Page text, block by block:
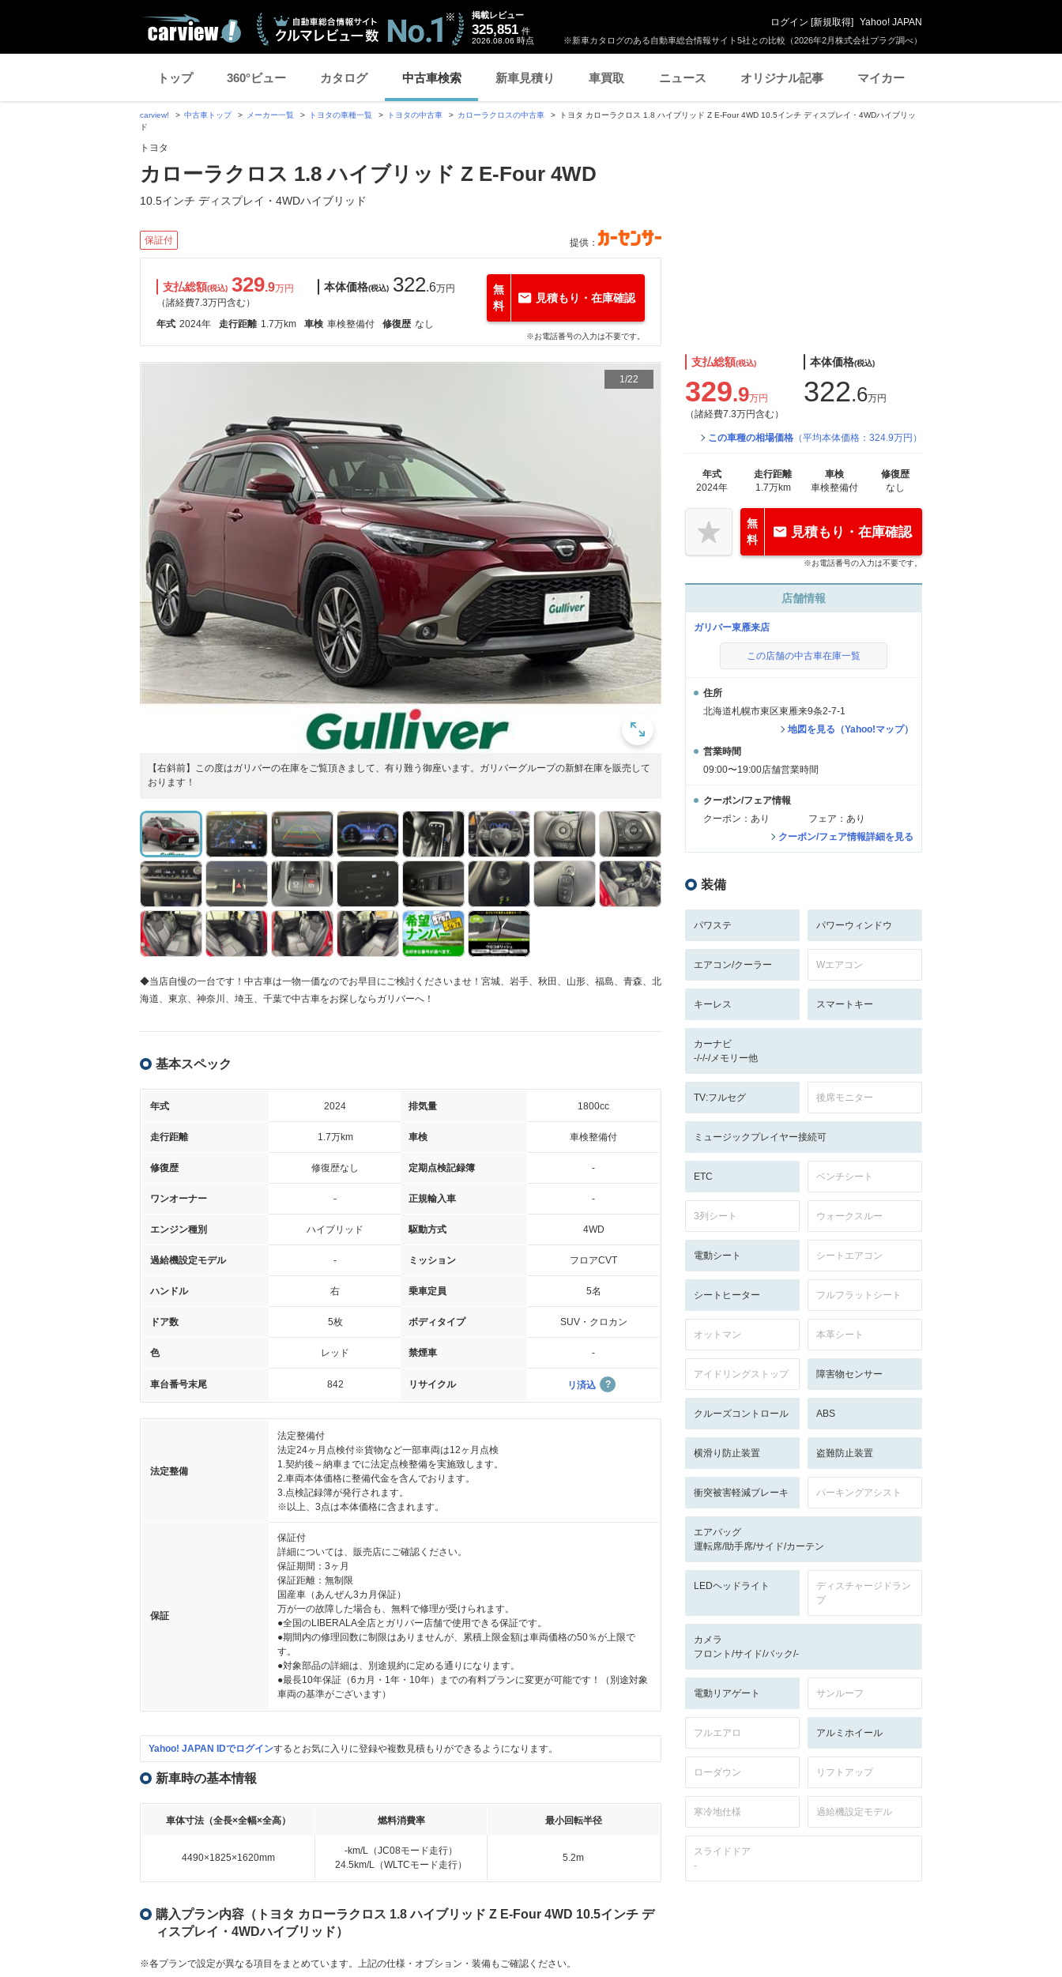
※新車カタログのある自動車総合情報サイト5社との比較（2026年2月株式会社プラグ調べ）
掲載レビュー
325,851 件
2026.08.06 時点
ログイン [新規取得] Yahoo! JAPAN
トップ 360°ビュー カタログ 中古車検索 新車見積り 車買取 ニュース オリジナル記事 マイカー
carview! 中古車トップ メーカー一覧 トヨタの車種一覧 トヨタの中古車 カローラクロスの中古車
トヨタ カローラクロス 1.8 ハイブリッド Z E-Four 4WD 10.5インチ ディスプレイ・4WDハイブリッ
ド
トヨタ
カローラクロス 1.8 ハイブリッド Z E-Four 4WD
10.5インチ ディスプレイ・4WDハイブリッド
保証付 提供：
支払総額(税込) 329.9万円
（諸経費7.3万円含む）
本体価格(税込) 322.6万円
年式 2024年 走行距離 1.7万km 車検 車検整備付 修復歴 なし
無
料
見積もり・在庫確認
※お電話番号の入力は不要です。
1/22
【右斜前】この度はガリバーの在庫をご覧頂きまして、有り難う御座います。ガリバーグループの新鮮在庫を販売して
おります！
◆当店自慢の一台です！中古車は一物一価なのでお早目にご検討くださいませ！宮城、岩手、秋田、山形、福島、青森、北
海道、東京、神奈川、埼玉、千葉で中古車をお探しならガリバーへ！
基本スペック
年式 2024 排気量 1800cc
走行距離 1.7万km 車検 車検整備付
修復歴 修復歴なし 定期点検記録簿 -
ワンオーナー - 正規輸入車 -
エンジン種別 ハイブリッド 駆動方式 4WD
過給機設定モデル - ミッション フロアCVT
ハンドル 右 乗車定員 5名
ドア数 5枚 ボディタイプ SUV・クロカン
色 レッド 禁煙車 -
車台番号末尾 842 リサイクル リ済込
法定整備
法定整備付
法定24ヶ月点検付※貨物など一部車両は12ヶ月点検
1.契約後～納車までに法定点検整備を実施致します。
2.車両本体価格に整備代金を含んでおります。
3.点検記録簿が発行されます。
※以上、3点は本体価格に含まれます。
保証
保証付
詳細については、販売店にご確認ください。
保証期間：3ヶ月
保証距離：無制限
国産車（あんぜん3カ月保証）
万が一の故障した場合も、無料で修理が受けられます。
●全国のLIBERALA全店とガリバー店舗で使用できる保証です。
●期間内の修理回数に制限はありませんが、累積上限金額は車両価格の50％が上限で
す。
●対象部品の詳細は、別途規約に定める通りになります。
●最長10年保証（6カ月・1年・10年）までの有料プランに変更が可能です！（別途対象
車両の基準がございます）
Yahoo! JAPAN IDでログインするとお気に入りに登録や複数見積もりができるようになります。
新車時の基本情報
車体寸法（全長×全幅×全高） 燃料消費率 最小回転半径
4490×1825×1620mm
-km/L（JC08モード走行）
24.5km/L（WLTCモード走行）
5.2m
購入プラン内容（トヨタ カローラクロス 1.8 ハイブリッド Z E-Four 4WD 10.5インチ デ
ィスプレイ・4WDハイブリッド）
※各プランで設定が異なる項目をまとめています。上記の仕様・オプション・装備もご確認ください。
支払総額(税込)
329.9万円
（諸経費7.3万円含む）
本体価格(税込)
322.6万円
この車種の相場価格 （平均本体価格：324.9万円）
年式
2024年
走行距離
1.7万km
車検
車検整備付
修復歴
なし
無
料
見積もり・在庫確認
※お電話番号の入力は不要です。
店舗情報
ガリバー東雁来店
この店舗の中古車在庫一覧
住所
北海道札幌市東区東雁来9条2-7-1
地図を見る（Yahoo!マップ）
営業時間
09:00〜19:00店舗営業時間
クーポン/フェア情報
クーポン：あり
フェア：あり
クーポン/フェア情報詳細を見る
装備
パワステ パワーウィンドウ
エアコン/クーラー Wエアコン
キーレス スマートキー
カーナビ
-/-/-/メモリー他
TV:フルセグ 後席モニター
ミュージックプレイヤー接続可
ETC ベンチシート
3列シート ウォークスルー
電動シート シートエアコン
シートヒーター フルフラットシート
オットマン 本革シート
アイドリングストップ 障害物センサー
クルーズコントロール ABS
横滑り防止装置 盗難防止装置
衝突被害軽減ブレーキ パーキングアシスト
エアバッグ
運転席/助手席/サイド/カーテン
LEDヘッドライト
ディスチャージドラン
プ
カメラ
フロント/サイド/バック/-
電動リアゲート サンルーフ
フルエアロ アルミホイール
ローダウン リフトアップ
寒冷地仕様 過給機設定モデル
スライドドア
-